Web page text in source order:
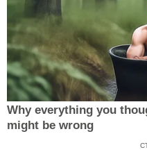
Why everything you
might be wrong